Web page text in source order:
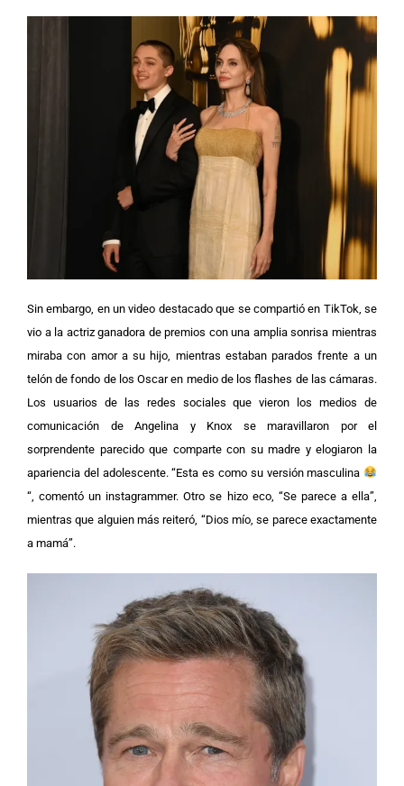
Sin embargo, en un video destacado que se compartió en TikTok, se
vio a la actriz ganadora de premios con una amplia sonrisa mientras
miraba con amor a su hijo, mientras estaban parados frente a un
telón de fondo de los Oscar en medio de los flashes de las cámaras.
Los usuarios de las redes sociales que vieron los medios de
comunicación de Angelina y Knox se maravillaron por el
sorprendente parecido que comparte con su madre y elogiaron la
apariencia del adolescente. “Esta es como su versión masculina
“, comentó un instagrammer. Otro se hizo eco, “Se parece a ella”,
mientras que alguien más reiteró, “Dios mío, se parece exactamente
a mamá”.